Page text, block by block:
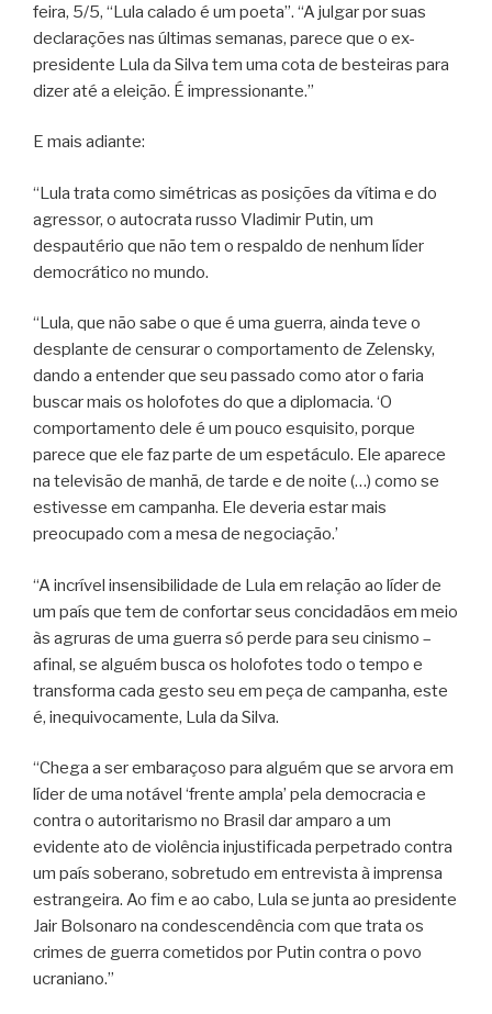
feira, 5/5, “Lula calado é um poeta”. “A julgar por suas
declarações nas últimas semanas, parece que o ex-
presidente Lula da Silva tem uma cota de besteiras para
dizer até a eleição. É impressionante.”
E mais adiante:
“Lula trata como simétricas as posições da vítima e do
agressor, o autocrata russo Vladimir Putin, um
despautério que não tem o respaldo de nenhum líder
democrático no mundo.
“Lula, que não sabe o que é uma guerra, ainda teve o
desplante de censurar o comportamento de Zelensky,
dando a entender que seu passado como ator o faria
buscar mais os holofotes do que a diplomacia. ‘O
comportamento dele é um pouco esquisito, porque
parece que ele faz parte de um espetáculo. Ele aparece
na televisão de manhã, de tarde e de noite (…) como se
estivesse em campanha. Ele deveria estar mais
preocupado com a mesa de negociação.’
“A incrível insensibilidade de Lula em relação ao líder de
um país que tem de confortar seus concidadãos em meio
às agruras de uma guerra só perde para seu cinismo –
afinal, se alguém busca os holofotes todo o tempo e
transforma cada gesto seu em peça de campanha, este
é, inequivocamente, Lula da Silva.
“Chega a ser embaraçoso para alguém que se arvora em
líder de uma notável ‘frente ampla’ pela democracia e
contra o autoritarismo no Brasil dar amparo a um
evidente ato de violência injustificada perpetrado contra
um país soberano, sobretudo em entrevista à imprensa
estrangeira. Ao fim e ao cabo, Lula se junta ao presidente
Jair Bolsonaro na condescendência com que trata os
crimes de guerra cometidos por Putin contra o povo
ucraniano.”